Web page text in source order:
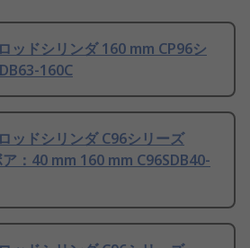
ッドシリンダ 160 mm CP96シ
160C
ッドシリンダ C96シリーズ
：40 mm 160 mm C96SDB40-